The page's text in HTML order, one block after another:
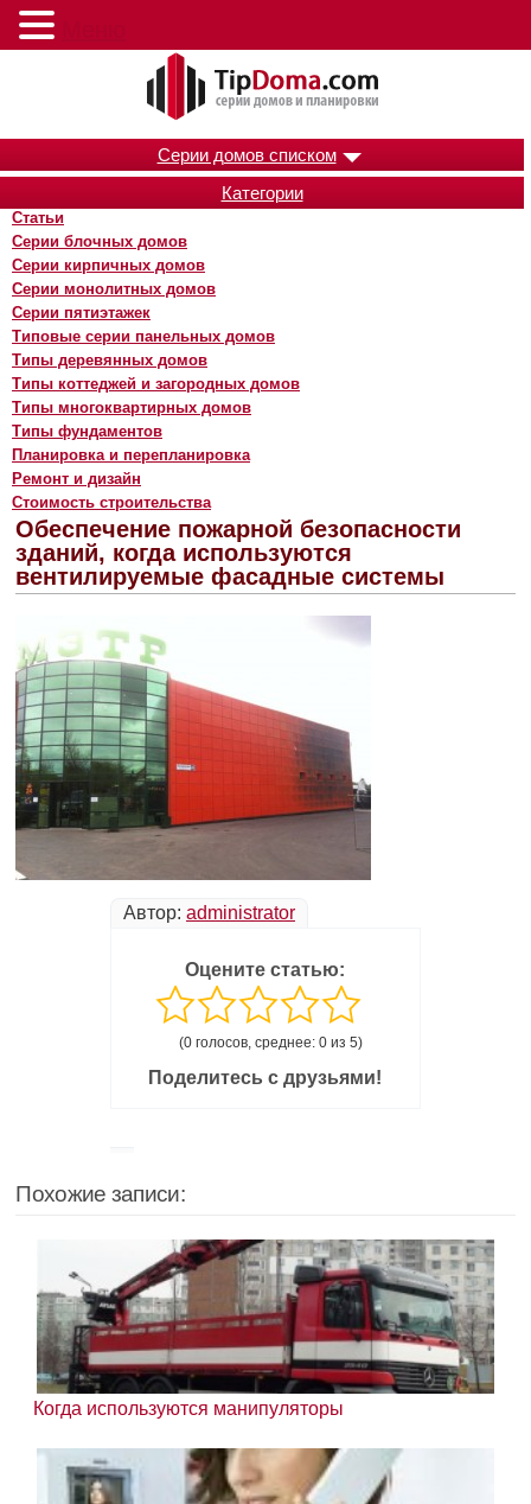
Серии домов списком
Категории
Статьи
Серии блочных домов
Серии кирпичных домов
Серии монолитных домов
Серии пятиэтажек
Типовые серии панельных домов
Типы деревянных домов
Типы коттеджей и загородных домов
Типы многоквартирных домов
Типы фундаментов
Планировка и перепланировка
Ремонт и дизайн
Стоимость строительства
Обеспечение пожарной безопасности
зданий, когда используются
вентилируемые фасадные системы
Автор: administrator
Оцените статью:
(0 голосов, среднее: 0 из 5)
Поделитесь с друзьями!
Похожие записи:
Когда используются манипуляторы